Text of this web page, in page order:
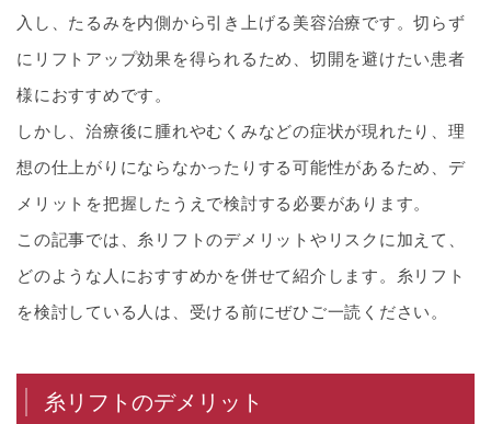
入し、たるみを内側から引き上げる美容治療です。切らず
にリフトアップ効果を得られるため、切開を避けたい患者
様におすすめです。
しかし、治療後に腫れやむくみなどの症状が現れたり、理
想の仕上がりにならなかったりする可能性があるため、デ
メリットを把握したうえで検討する必要があります。
この記事では、糸リフトのデメリットやリスクに加えて、
どのような人におすすめかを併せて紹介します。糸リフト
を検討している人は、受ける前にぜひご一読ください。
糸リフトのデメリット